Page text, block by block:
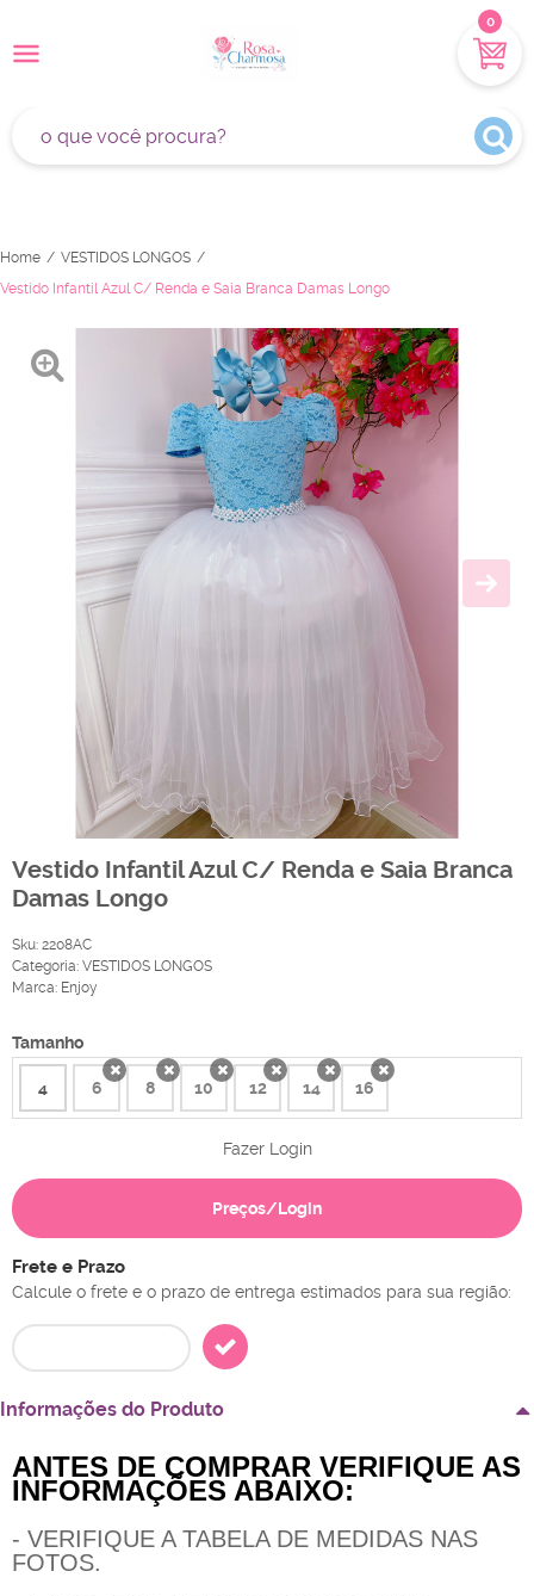
0
Home
VESTIDOS LONGOS
Vestido Infantil Azul C/ Renda e Saia Branca Damas Longo
Vestido Infantil Azul C/ Renda e Saia Branca
Damas Longo
Sku: 2208AC
Categoria: VESTIDOS LONGOS
Marca: Enjoy
Tamanho
4 6 8 10x 12x 14x 16x
Fazer Login
Preços/Login
Frete e Prazo
Calcule o frete e o prazo de entrega estimados para sua região:
Informações do Produto
ANTES DE COMPRAR VERIFIQUE AS
INFORMAÇÕES ABAIXO:
- VERIFIQUE A TABELA DE MEDIDAS NAS
FOTOS.